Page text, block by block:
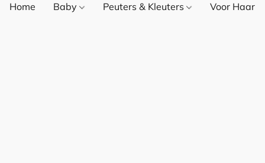
Home Baby Peuters & Kleuters Voor Haar